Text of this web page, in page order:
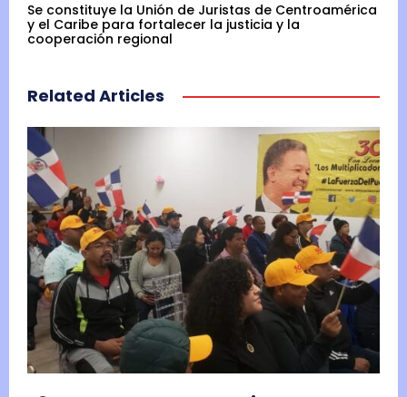
Se constituye la Unión de Juristas de Centroamérica
y el Caribe para fortalecer la justicia y la
cooperación regional
Related Articles